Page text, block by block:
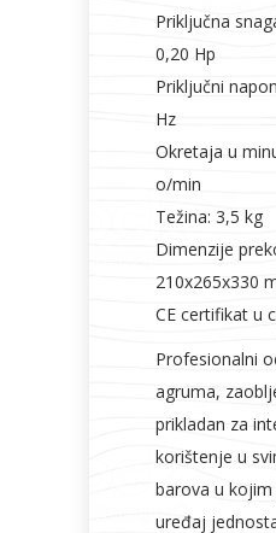
Priključna
0,20 Hp
Priključni
Hz
Okretaja u
o/min
Težina: 3,5 kg
Dimenzije
210x265x330
CE certifikat u
Profesionalni
agruma,
prikladan za
korištenje u
barova u
uređaj